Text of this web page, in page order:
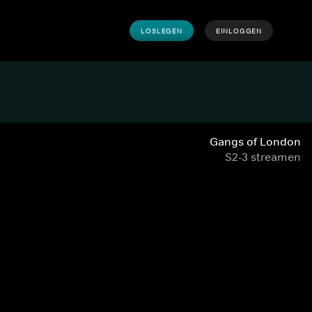
LOSLEGEN EINLOGGEN
Gangs of London
S2-3 streamen